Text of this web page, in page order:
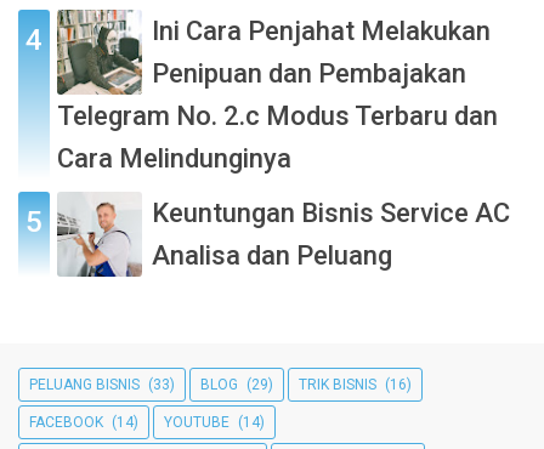
Ini Cara Penjahat Melakukan
Penipuan dan Pembajakan
Telegram No. 2.c Modus Terbaru dan
Cara Melindunginya
Keuntungan Bisnis Service AC
Analisa dan Peluang
PELUANG BISNIS (33) BLOG (29) TRIK BISNIS (16)
FACEBOOK (14) YOUTUBE (14)